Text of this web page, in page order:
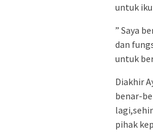
untuk
” Saya
dan
untuk
Diakhir
benar-
pihak